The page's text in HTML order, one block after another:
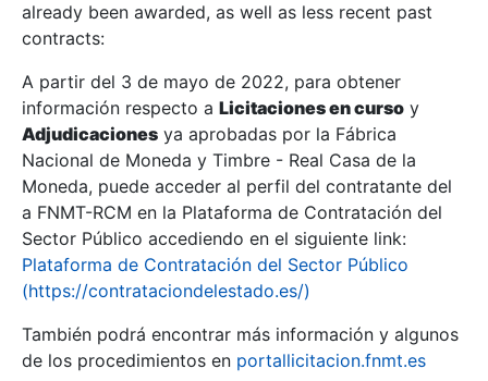
Show/Hide
Show/Hide
already been awarded, as well as less recent past
contracts:
A partir del 3 de mayo de 2022, para obtener
información respecto a Licitaciones en curso y
Adjudicaciones ya aprobadas por la Fábrica
Nacional de Moneda y Timbre - Real Casa de la
Moneda, puede acceder al perfil del contratante del
a FNMT-RCM en la Plataforma de Contratación del
Sector Público accediendo en el siguiente link:
Plataforma de Contratación del Sector Público
(https://contrataciondelestado.es/)
También podrá encontrar más información y algunos
de los procedimientos en portallicitacion.fnmt.es